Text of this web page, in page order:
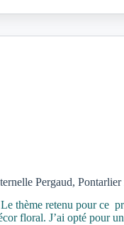
Pergaud, Pontarlier
thème retenu pour ce
floral. J’ai opté pour